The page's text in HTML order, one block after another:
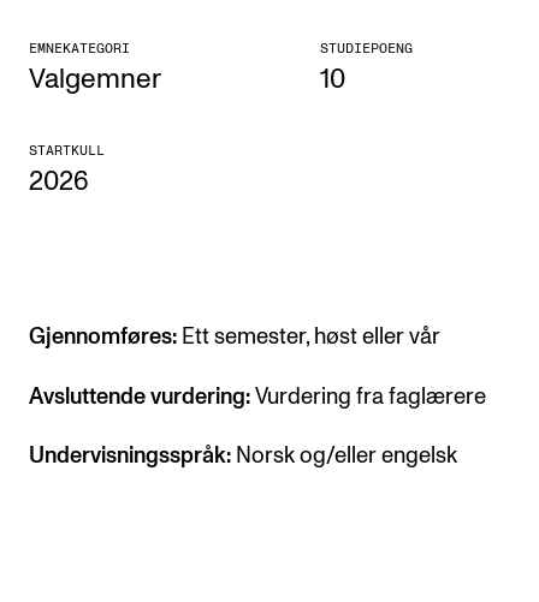
Søknad og opptak
Studentutvalet SUT (student.nmh.no)
CERM
EMNEKATEGORI
Valgemner
STUDIEPOENG
10
STARTKULL
2026
Gjennomføres: Ett semester, høst eller vår
Avsluttende vurdering: Vurdering fra faglærere
Undervisningsspråk: Norsk og/eller engelsk